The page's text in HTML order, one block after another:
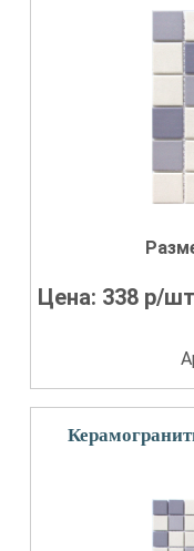
Цена: 338 р/шт